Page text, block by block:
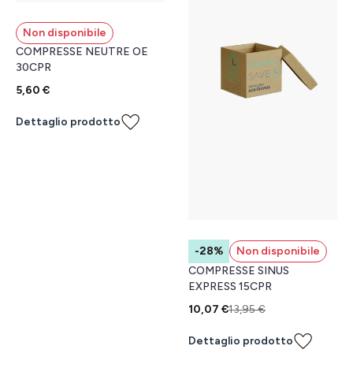
Non disponibile
COMPRESSE NEUTRE OE
30CPR
5,60 €
Dettaglio prodotto
-28%
Non disponibile
COMPRESSE SINUS
EXPRESS 15CPR
10,07 €13,95 €
Dettaglio prodotto